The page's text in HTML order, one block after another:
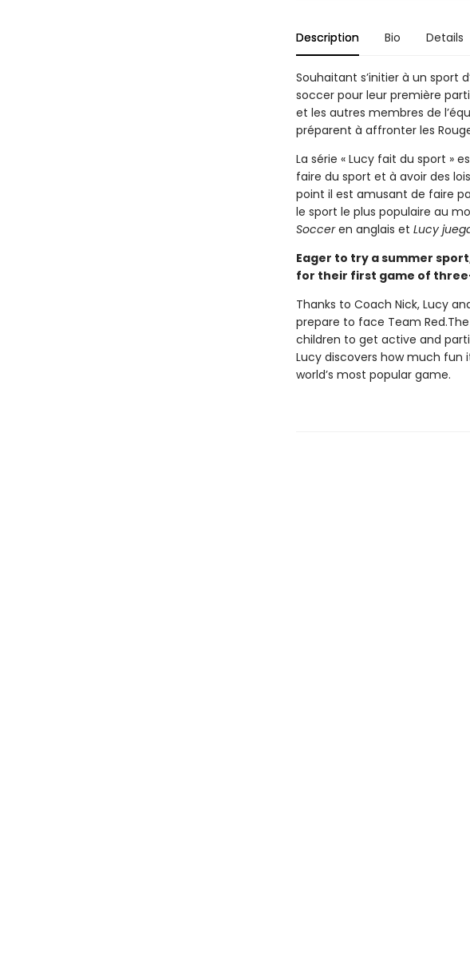
Description Bio Details
Souhaitant s’initier à un sport
soccer pour leur première
et les autres membres de
préparent à affronter les
La série « Lucy fait du sport »
faire du sport et à avoir des
point il est amusant de faire
le sport le plus populaire au
Socceren anglais et Lucy
Eager to try a summer
for their first game of
Thanks to Coach Nick, Lucy
prepare to face Team
children to get active and
Lucy discovers how much fun
world’s most popular game.